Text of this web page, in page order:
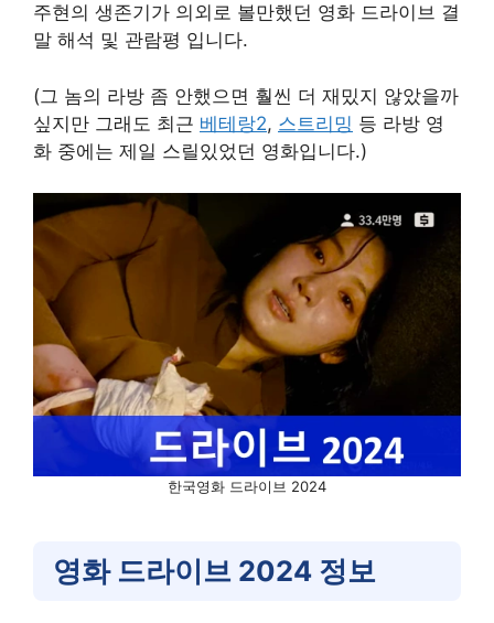
주현의 생존기가 의외로 볼만했던 영화 드라이브 결
말 해석 및 관람평 입니다.
(그 놈의 라방 좀 안했으면 훨씬 더 재밌지 않았을까
싶지만 그래도 최근 베테랑2, 스트리밍 등 라방 영
화 중에는 제일 스릴있었던 영화입니다.)
한국영화 드라이브 2024
영화 드라이브 2024 정보